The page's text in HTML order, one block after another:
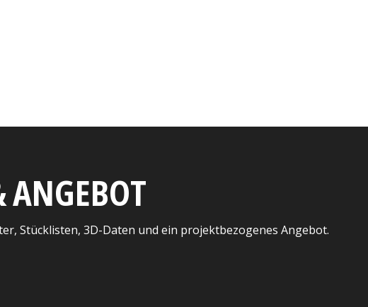
ANGEBOT
Stücklisten, 3D-Daten und ein projektbezogenes Angebot.